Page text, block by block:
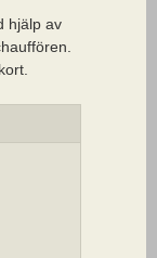
hjälp av